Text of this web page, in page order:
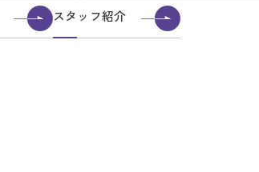
スタッフ紹介